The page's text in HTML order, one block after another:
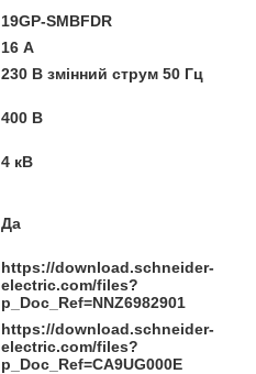
19GP-SMBFDR
16 А
230 В змінний струм 50 Гц
400 В
4 кВ
Да
https://download.schneider-
electric.com/files?
p_Doc_Ref=NNZ6982901
https://download.schneider-
electric.com/files?
p_Doc_Ref=CA9UG000E